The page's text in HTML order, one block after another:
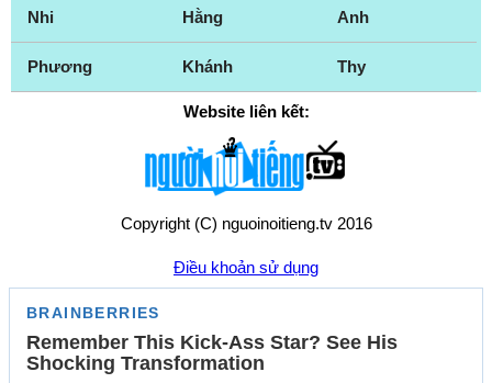
Nhi Hằng Anh
Phương Khánh Thy
Website liên kết:
Copyright (C) nguoinoitieng.tv 2016
Điều khoản sử dụng